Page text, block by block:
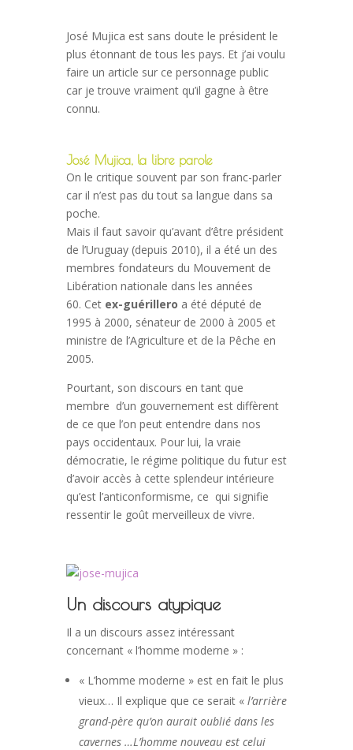
José Mujica est sans doute le président le
plus étonnant de tous les pays. Et j’ai voulu
faire un article sur ce personnage public
car je trouve vraiment qu’il gagne à être
connu.
José Mujica, la libre parole
On le critique souvent par son franc-parler
car il n’est pas du tout sa langue dans sa
poche.
Mais il faut savoir qu’avant d’être président
de l’Uruguay (depuis 2010), il a été un des
membres fondateurs du Mouvement de
Libération nationale dans les années
60. Cet ex-guérillero a été député de
1995 à 2000, sénateur de 2000 à 2005 et
ministre de l’Agriculture et de la Pêche en
2005.
Pourtant, son discours en tant que
membre d’un gouvernement est diffèrent
de ce que l’on peut entendre dans nos
pays occidentaux. Pour lui, la vraie
démocratie, le régime politique du futur est
d’avoir accès à cette splendeur intérieure
qu’est l’anticonformisme, ce qui signifie
ressentir le goût merveilleux de vivre.
Un discours atypique
Il a un discours assez intéressant
concernant « l’homme moderne » :
« L’homme moderne » est en fait le plus
vieux… Il explique que ce serait « l’arrière
grand-père qu’on aurait oublié dans les
cavernes …L’homme nouveau est celui